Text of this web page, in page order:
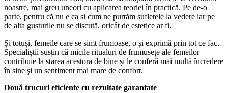
noastre, mai greu uneori cu aplicarea teoriei în practică. Pe de-o
parte, pentru că nu e ca și cum ne purtăm sufletele la vedere iar pe
de alta gusturile nu se discută, oricât de estetice ar fi.
Și totuși, femeile care se simt frumoase, o și exprimă prin tot ce fac.
Specialiștii susțin că micile ritualuri de frumusețe ale femeilor
contribuie la starea acestora de bine și le conferă mai multă încredere
în sine şi un sentiment mai mare de confort.
Două trucuri eficiente cu rezultate garantate